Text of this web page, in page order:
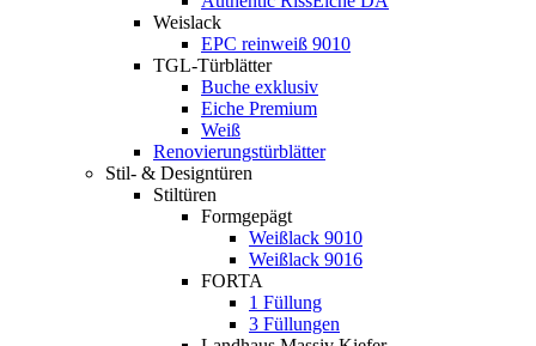
Weislack
EPC reinweiß 9010
TGL-Türblätter
Buche exklusiv
Eiche Premium
Weiß
Renovierungstürblätter
Stil- & Designtüren
Stiltüren
Formgepägt
Weißlack 9010
Weißlack 9016
FORTA
1 Füllung
3 Füllungen